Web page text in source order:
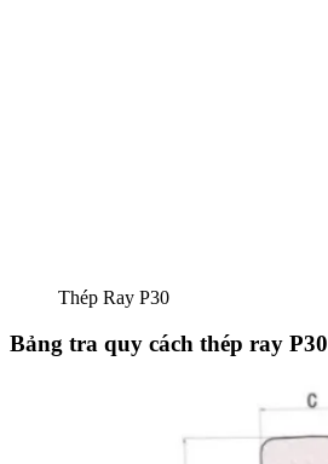
Thép Ray P30
Bảng tra quy cách thép ray P30